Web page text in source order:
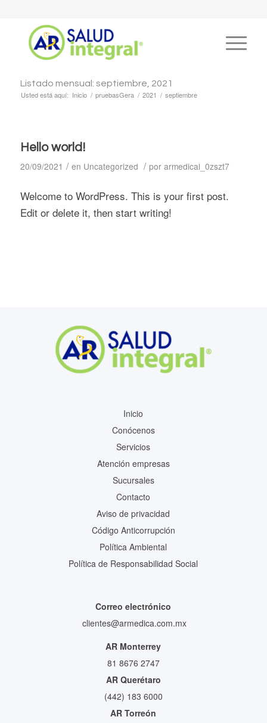
Listado mensual: septiembre, 2021
Usted está aquí: Inicio / pruebasGera / 2021 / septiembre
Hello world!
20/09/2021 / en Uncategorized / por armedical_0zszt7
Welcome to WordPress. This is your first post.
Edit or delete it, then start writing!
Inicio
Conócenos
Servicios
Atención empresas
Sucursales
Contacto
Aviso de privacidad
Código Anticorrupción
Política Ambiental
Política de Responsabilidad Social
Correo electrónico
clientes@armedica.com.mx
AR Monterrey
81 8676 2747
AR Querétaro
(442) 183 6000
AR Torreón